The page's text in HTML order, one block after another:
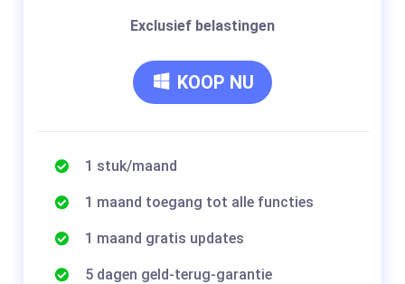
Exclusief belastingen
KOOP NU
1 stuk/maand
1 maand toegang tot alle functies
1 maand gratis updates
5 dagen geld-terug-garantie